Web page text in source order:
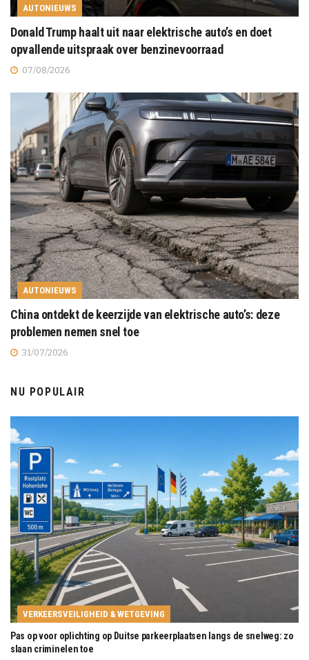
AUTONIEUWS
Donald Trump haalt uit naar elektrische auto’s en doet
opvallende uitspraak over benzinevoorraad
07/08/2026
AUTONIEUWS
China ontdekt de keerzijde van elektrische auto’s: deze
problemen nemen snel toe
31/07/2026
NU POPULAIR
VERKEERSVEILIGHEID & WETGEVING
Pas op voor oplichting op Duitse parkeerplaatsen langs de snelweg: zo
slaan criminelen toe